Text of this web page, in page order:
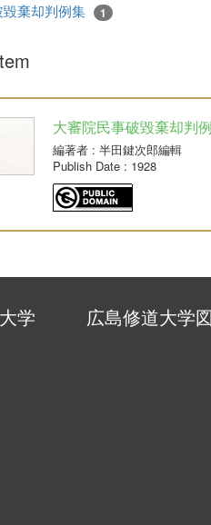
棄却判例集 1
大審院民事破毀棄却判
編著者 : 半田鍵次郎編輯
Publish Date : 1928
学 広島修道大学